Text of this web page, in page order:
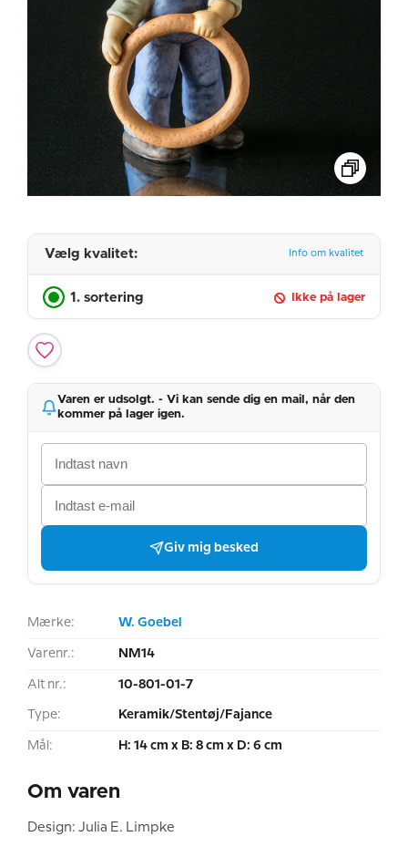
Vælg kvalitet: Info om kvalitet
1. sortering Ikke på lager
Varen er udsolgt. - Vi kan sende dig en mail, når den
kommer på lager igen.
Giv mig besked
Mærke: W. Goebel
Varenr.: NM14
Alt nr.: 10-801-01-7
Type: Keramik/Stentøj/Fajance
Mål: H: 14 cm x B: 8 cm x D: 6 cm
Om varen
Design: Julia E. Limpke